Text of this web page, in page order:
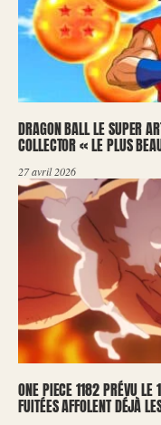
DRAGON BALL LE SUPER
COLLECTOR « LE PLUS
27 avril 2026
ONE PIECE 1182 PRÉVU
FUITÉES AFFOLENT DÉJÀ